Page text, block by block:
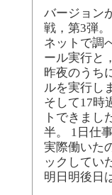
バージョン
戦，第3弾。
ネットで調
ール実行と
昨夜のうち
ルを実行し
そして17時
トできまし
半。 1日仕
実際働いた
ックしてい
明日明後日